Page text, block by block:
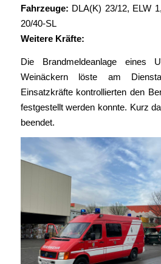
Fahrzeuge: DLA(K) 23/12, ELW 1
20/40-SL
Weitere Kräfte:
Die Brandmeldeanlage eines
Weinäckern löste am
Einsatzkräfte kontrollierten den
festgestellt werden konnte. Kurz
beendet.